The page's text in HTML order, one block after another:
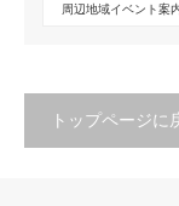
周辺地域イベント案
トップページに